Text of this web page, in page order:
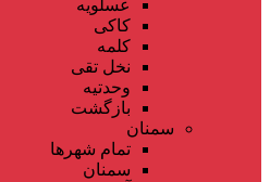
عسلویه
کاکی
کلمه
نخل تقی
وحدتیه
بازگشت
سمنان
تمام شهر‌ها
سمنان